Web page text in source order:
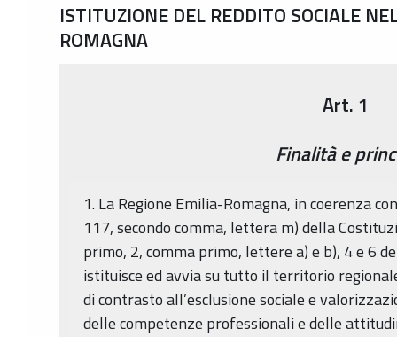
ISTITUZIONE DEL REDDITO SOCIALE
ROMAGNA
Art. 1
Finalità e
1. La Regione Emilia-Romagna, in coerenza
117, secondo comma, lettera m) della
primo, 2, comma primo, lettere a) e b), 4 e 6
istituisce ed avvia su tutto il territorio
di contrasto all’esclusione sociale e
delle competenze professionali e delle